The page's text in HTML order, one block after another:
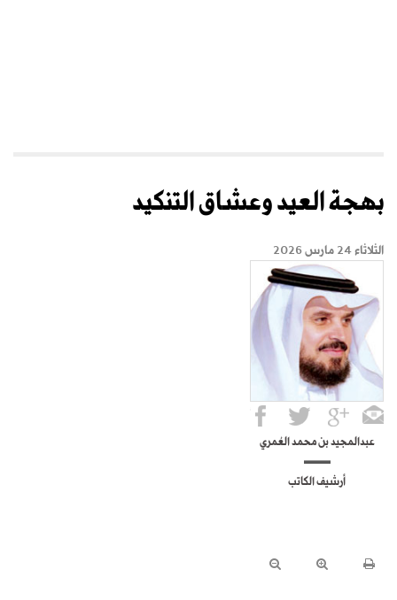
بهجة العيد وعشاق التنكيد
الثلاثاء 24 مارس 2026
عبدالمجيد بن محمد العُمري
أرشيف الكاتب